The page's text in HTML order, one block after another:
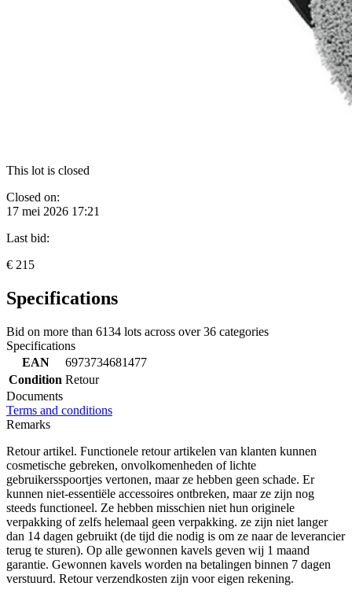
This lot is closed
Closed on:
17 mei 2026 17:21
Last bid:
€ 215
Specifications
Bid on more than 6134 lots across over36 categories
Specifications
EAN
6973734681477
Condition Retour
Documents
Terms and conditions
Remarks
Retour artikel. Functionele retour artikelen van klanten kunnen
cosmetische gebreken, onvolkomenheden of lichte
gebruikersspoortjes vertonen, maar ze hebben geen schade. Er
kunnen niet-essentiële accessoires ontbreken, maar ze zijn nog
steeds functioneel. Ze hebben misschien niet hun originele
verpakking of zelfs helemaal geen verpakking. ze zijn niet langer
dan 14 dagen gebruikt (de tijd die nodig is om ze naar de leverancier
terug te sturen). Op alle gewonnen kavels geven wij 1 maand
garantie. Gewonnen kavels worden na betalingen binnen 7 dagen
verstuurd. Retour verzendkosten zijn voor eigen rekening.